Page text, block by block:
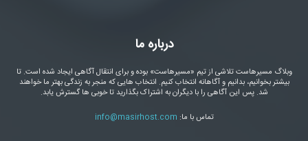
درباره ما
وبلاگ مسیرهاست تلاشی از تیم «مسیرهاست» بوده و برای انتقال آگاهی ایجاد شده است. تا
بیشتر بخوانیم، بدانیم و آگاهانه انتخاب کنیم. انتخاب هایی که منجر به زندگی بهتر ما خواهند
شد. پس این آگاهی را با دیگران به اشتراک بگذارید تا خوبی ها گسترش یابد.
تماس با ما: info@masirhost.com